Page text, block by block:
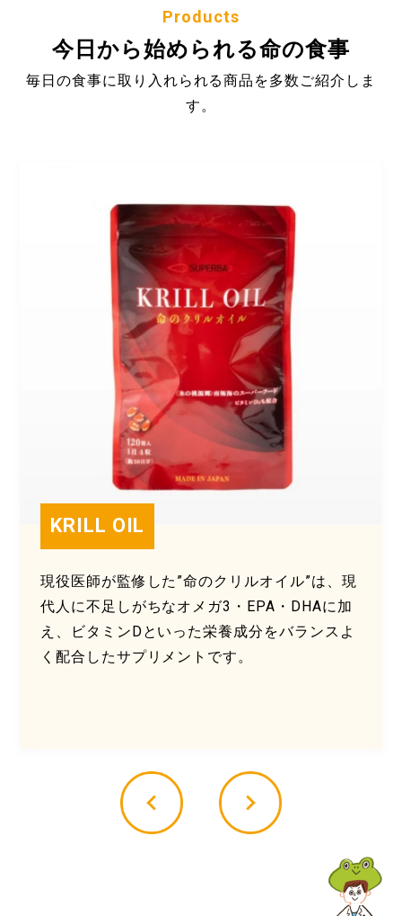
Products
今日から始められる命の食事
毎日の食事に取り入れられる商品を多数ご紹介しま
す。
KRILL OIL
現役医師が監修した”命のクリルオイル”は、現
代人に不足しがちなオメガ3・EPA・DHAに加
え、ビタミンDといった栄養成分をバランスよ
く配合したサプリメントです。